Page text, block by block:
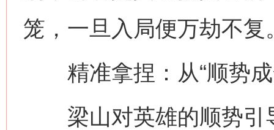
笼，一旦入局便万劫不复
精准拿捏：从“顺势成
梁山对英雄的顺势引